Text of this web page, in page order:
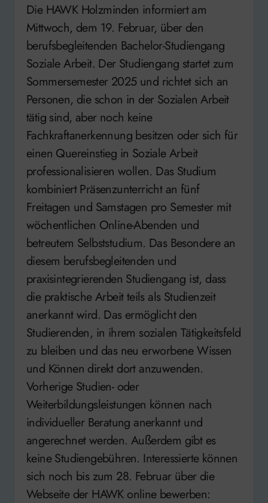
Die HAWK Holzminden informiert am
Mittwoch, dem 19. Februar, über den
berufsbegleitenden Bachelor-Studiengang
Soziale Arbeit. Der Studiengang startet zum
Sommersemester 2025 und richtet sich an
Personen, die schon in der Sozialen Arbeit
tätig sind, aber noch keine
Fachkraftanerkennung besitzen oder sich für
einen Quereinstieg in Soziale Arbeit
professionalisieren wollen. Das Studium
kombiniert Präsenzunterricht an fünf
Freitagen und Samstagen pro Semester mit
wöchentlichen Online-Abenden und
betreutem Selbststudium. Das Besondere an
diesem berufsbegleitenden und
praxisintegrierenden Studiengang ist, dass
die praktische Arbeit teils als Studienzeit
anerkannt wird. Das ermöglicht den
Studierenden, in ihrem sozialen Tätigkeitsfeld
zu bleiben und das neu erworbene Wissen
und Können direkt dort anzuwenden.
Vorherige Studien- oder
Weiterbildungsleistungen können nach
individueller Beratung anerkannt und
angerechnet werden. Außerdem gibt es
keine Studiengebühren. Interessierte können
sich noch bis zum 28. Februar über die
Webseite der HAWK online bewerben: